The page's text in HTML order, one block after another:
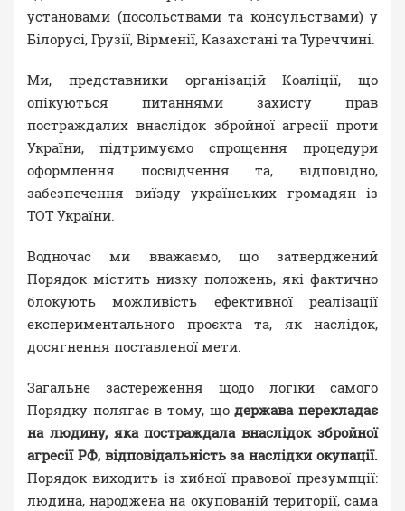
установами (посольствами та консульствами) у
Білорусі, Грузії, Вірменії, Казахстані та Туреччині.
Ми, представники організацій Коаліції, що
опікуються питаннями захисту прав
постраждалих внаслідок збройної агресії проти
України, підтримуємо спрощення процедури
оформлення посвідчення та, відповідно,
забезпечення виїзду українських громадян із
ТОТ України.
Водночас ми вважаємо, що затверджений
Порядок містить низку положень, які фактично
блокують можливість ефективної реалізації
експериментального проєкта та, як наслідок,
досягнення поставленої мети.
Загальне застереження щодо логіки самого
Порядку полягає в тому, щодержава перекладає
на людину, яка постраждала внаслідок збройної
агресії РФ, відповідальність за наслідки окупації.
Порядок виходить із хибної правової презумпції:
людина, народжена на окупованій території, сама